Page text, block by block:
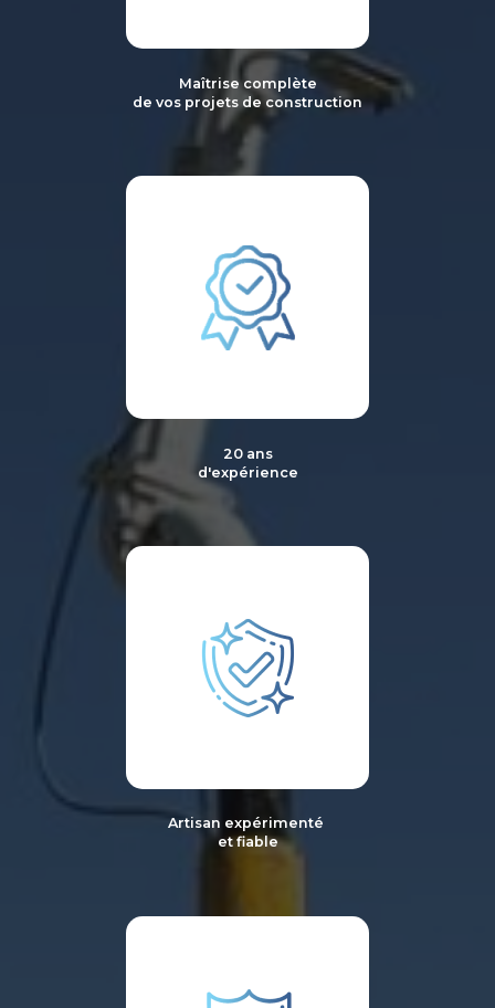
Maîtrise complète
de vos projets de construction
20 ans
d'expérience
Artisan expérimenté
et fiable